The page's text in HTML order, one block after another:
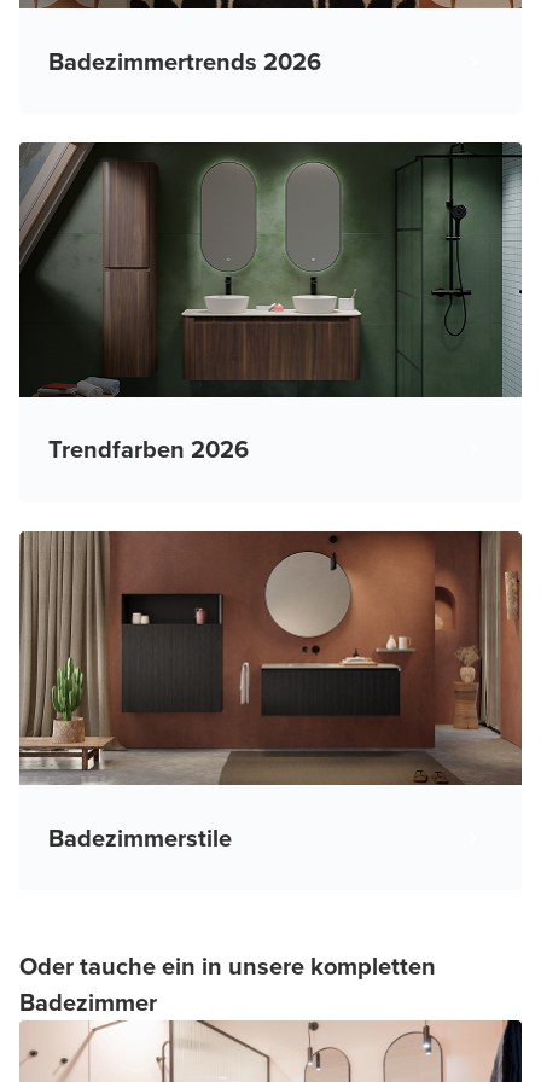
Badezimmertrends 2026
Trendfarben 2026
Badezimmerstile
Oder tauche ein in unsere kompletten
Badezimmer